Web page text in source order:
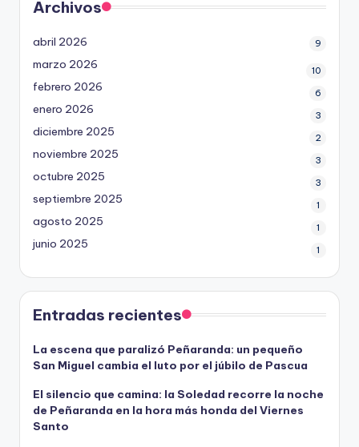
Archivos
abril 2026 9
marzo 2026 10
febrero 2026 6
enero 2026 3
diciembre 2025 2
noviembre 2025 3
octubre 2025 3
septiembre 2025 1
agosto 2025 1
junio 2025 1
Entradas recientes
La escena que paralizó Peñaranda: un pequeño
San Miguel cambia el luto por el júbilo de Pascua
El silencio que camina: la Soledad recorre la noche
de Peñaranda en la hora más honda del Viernes
Santo